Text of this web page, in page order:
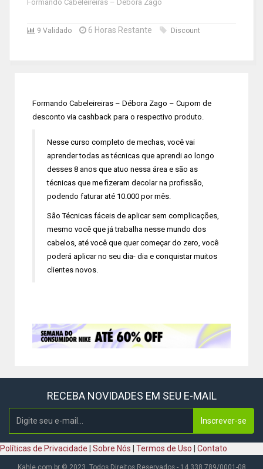
Formando Cabeleireiras – Débora Zago
9 Validado 6 Horas Restante Discount
Formando Cabeleireiras – Débora Zago – Cupom de
desconto via cashback para o respectivo produto.
Nesse curso completo de mechas, você vai
aprender todas as técnicas que aprendi ao longo
desses 8 anos que atuo nessa área e são as
técnicas que me fizeram decolar na profissão,
podendo faturar até 10.000 por mês.
São Técnicas fáceis de aplicar sem complicações,
mesmo você que já trabalha nesse mundo dos
cabelos, até você que quer começar do zero, você
poderá aplicar no seu dia- dia e conquistar muitos
clientes novos.
RECEBA NOVIDADES EM SEU E-MAIL
Inscrever-se
Políticas de Privacidade Sobre Nós Termos de Uso Contato
Kahle.com.br © 2023. Todos Direitos Reservados - 14.338.789/0001-08